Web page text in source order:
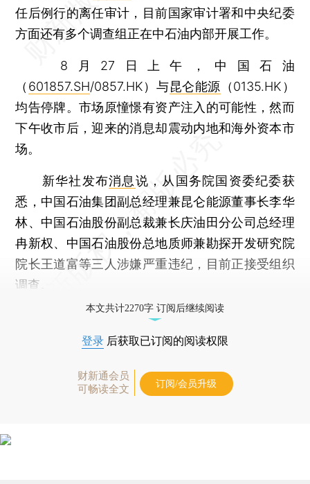
任后例行的离任审计，目前国家审计署和中央纪委
方面还有多个调查组正在中石油内部开展工作。
8月27日上午，中国石油
（ 601857.SH/0857.HK）与昆仑能源 （0135.HK）
均告停牌。市场原憧憬有资产注入的可能性，然而
下午收市后，迎来的消息却震动内地和海外资本市
场。
新华社发布消息说，从国务院国资委纪委获
悉，中国石油集团副总经理兼昆仑能源董事长李华
林、中国石油股份副总裁兼长庆油田分公司总经理
冉新权、中国石油股份总地质师兼勘探开发研究院
院长王道富等三人涉嫌严重违纪，目前正接受组织
调查。
本文共计2270字 订阅后继续阅读
登录 后获取已订阅的阅读权限
财新通会员
可畅读全文
订阅/会员升级